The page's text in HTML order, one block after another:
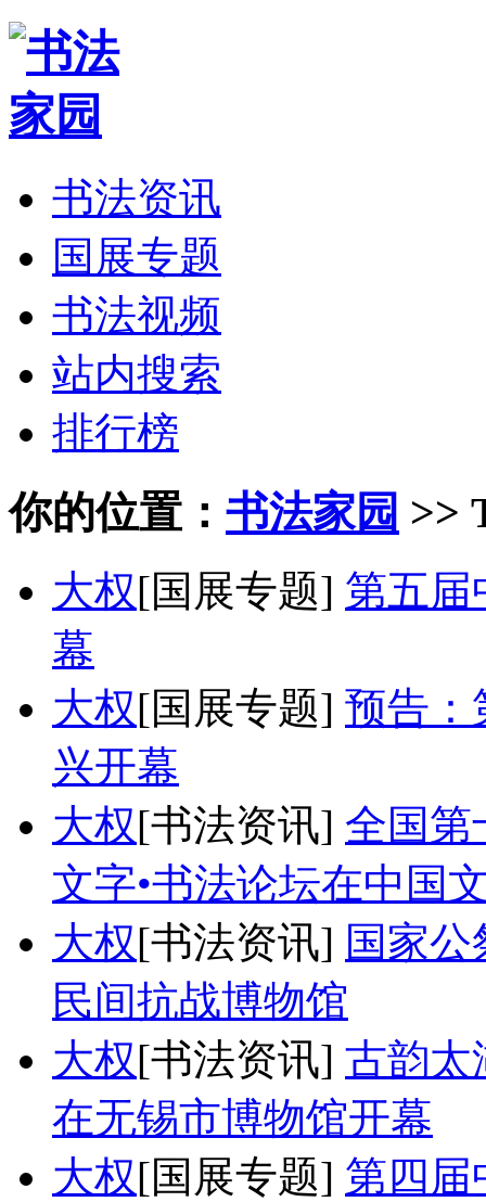
书法资讯
国展专题
书法视频
站内搜索
排行榜
你的位置： 书法家园 >>
大权[国展专题] 第五届
幕
大权[国展专题] 预告：
兴开幕
大权[书法资讯] 全国第
文字•书法论坛在中国
大权[书法资讯] 国家
民间抗战博物馆
大权[书法资讯] 古韵
在无锡市博物馆开幕
大权[国展专题] 第四届